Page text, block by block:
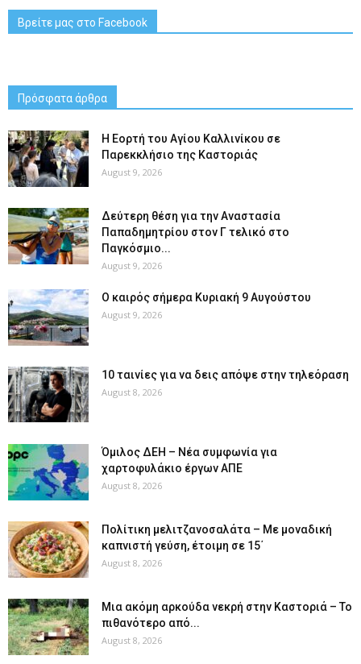
Βρείτε μας στο Facebook
Πρόσφατα άρθρα
H Εορτή του Αγίου Καλλινίκου σε
Παρεκκλήσιο της Καστοριάς
August 9, 2026
Δεύτερη θέση για την Αναστασία
Παπαδημητρίου στον Γ τελικό στο
Παγκόσμιο...
August 9, 2026
Ο καιρός σήμερα Κυριακή 9 Αυγούστου
August 9, 2026
10 ταινίες για να δεις απόψε στην τηλεόραση
August 8, 2026
Όμιλος ΔΕΗ – Νέα συμφωνία για
χαρτοφυλάκιο έργων ΑΠΕ
August 8, 2026
Πολίτικη μελιτζανοσαλάτα – Με μοναδική
καπνιστή γεύση, έτοιμη σε 15΄
August 8, 2026
Μια ακόμη αρκούδα νεκρή στην Καστοριά – Το
πιθανότερο από...
August 8, 2026